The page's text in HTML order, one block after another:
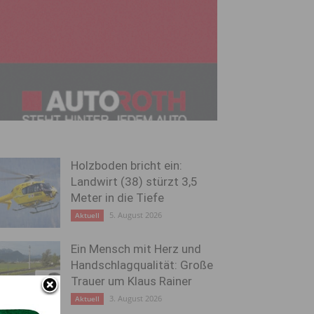
Holzboden bricht ein:
Landwirt (38) stürzt 3,5
Meter in die Tiefe
Aktuell 5. August 2026
Ein Mensch mit Herz und
Handschlagqualität: Große
Trauer um Klaus Rainer
Aktuell 3. August 2026